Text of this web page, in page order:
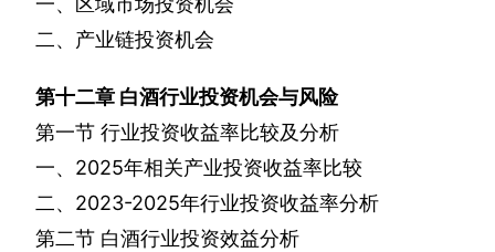
二、产业链投资机会
第十二章 白酒行业投资机会与风险
第一节 行业投资收益率比较及分析
一、 2025年相关产业投资收益率比较
二、 2023-2025年行业投资收益率分析
第二节 白酒行业投资效益分析